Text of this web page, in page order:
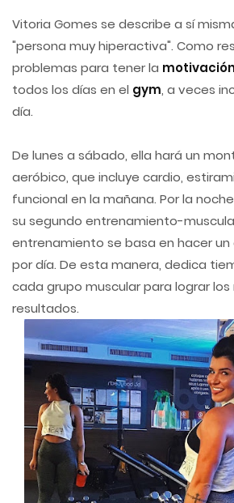
Vitoria Gomes se describe a sí
"persona muy hiperactiva". Como
problemas para tener la
todos los días en el gym, a veces
día.
De lunes a sábado, ella hará un
aeróbico, que incluye cardio,
funcional en la mañana. Por la
su segundo entrenamiento-
entrenamiento se basa en hacer un
por día. De esta manera, dedica
cada grupo muscular para lograr los
resultados.